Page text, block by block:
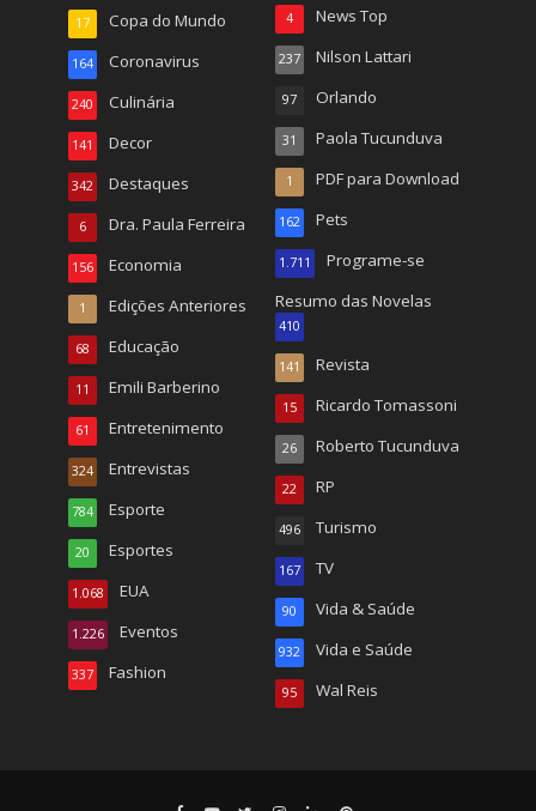
Copa do Mundo
17
Coronavirus
164
Culinária
240
Decor
141
Destaques
342
Dra. Paula Ferreira
6
Economia
156
Edições Anteriores
1
Educação
68
Emili Barberino
11
Entretenimento
61
Entrevistas
324
Esporte
784
Esportes
20
EUA
1.068
Eventos
1.226
Fashion
337
News Top
4
Nilson Lattari
237
Orlando
97
Paola Tucunduva
31
PDF para Download
1
Pets
162
Programe-se
1.711
Resumo das Novelas
410
Revista
141
Ricardo Tomassoni
15
Roberto Tucunduva
26
RP
22
Turismo
496
TV
167
Vida & Saúde
90
Vida e Saúde
932
Wal Reis
95